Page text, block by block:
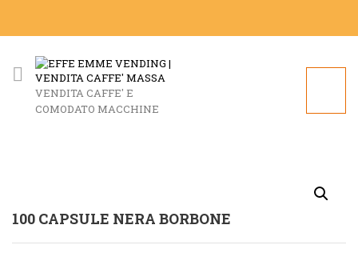
VENDITA CAFFE' E
COMODATO MACCHINE
100 CAPSULE NERA BORBONE